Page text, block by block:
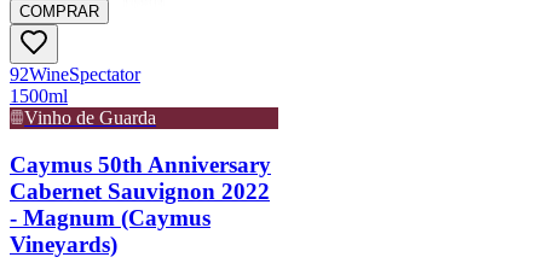
COMPRAR
92WineSpectator
1500ml
Vinho de Guarda
Caymus 50th Anniversary
Cabernet Sauvignon 2022
- Magnum (Caymus
Vineyards)